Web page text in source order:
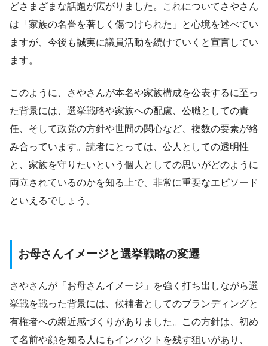
どさまざまな話題が広がりました。これについてさやさん
は「家族の名誉を著しく傷つけられた」と心境を述べてい
ますが、今後も誠実に議員活動を続けていくと宣言してい
ます。
このように、さやさんが本名や家族構成を公表するに至っ
た背景には、選挙戦略や家族への配慮、公職としての責
任、そして政党の方針や世間の関心など、複数の要素が絡
み合っています。読者にとっては、公人としての透明性
と、家族を守りたいという個人としての思いがどのように
両立されているのかを知る上で、非常に重要なエピソード
といえるでしょう。
お母さんイメージと選挙戦略の変遷
さやさんが「お母さんイメージ」を強く打ち出しながら選
挙戦を戦った背景には、候補者としてのブランディングと
有権者への親近感づくりがありました。この方針は、初め
て名前や顔を知る人にもインパクトを残す狙いがあり、